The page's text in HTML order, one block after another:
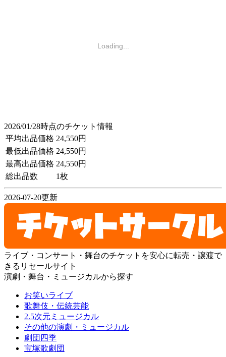
Loading...
2026/01/28時点のチケット情報
平均出品価格 24,550円
最低出品価格 24,550円
最高出品価格 24,550円
総出品数
1枚
2026-07-20更新
ライブ・コンサート・舞台のチケットを安心に転売・譲渡で
きるリセールサイト
演劇・舞台・ミュージカルから探す
お笑いライブ
歌舞伎・伝統芸能
2.5次元ミュージカル
その他の演劇・ミュージカル
劇団四季
宝塚歌劇団